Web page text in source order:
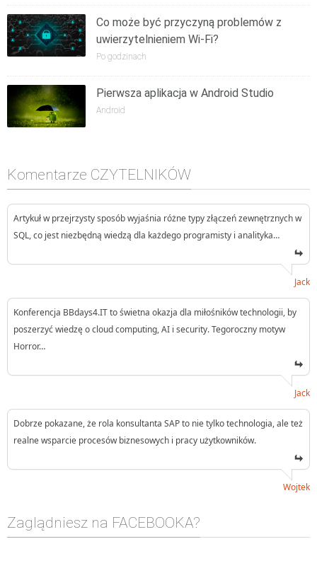
Co może być przyczyną problemów z
uwierzytelnieniem Wi-Fi?
Po godzinach
Pierwsza aplikacja w Android Studio
Android
Komentarze CZYTELNIKÓW
Artykuł w przejrzysty sposób wyjaśnia różne typy złączeń zewnętrznych w
SQL, co jest niezbędną wiedzą dla każdego programisty i analityka…
Jack
Konferencja BBdays4.IT to świetna okazja dla miłośników technologii, by
poszerzyć wiedzę o cloud computing, AI i security. Tegoroczny motyw
Horror…
Jack
Dobrze pokazane, że rola konsultanta SAP to nie tylko technologia, ale też
realne wsparcie procesów biznesowych i pracy użytkowników.
Wojtek
Zaglądniesz na FACEBOOKA?